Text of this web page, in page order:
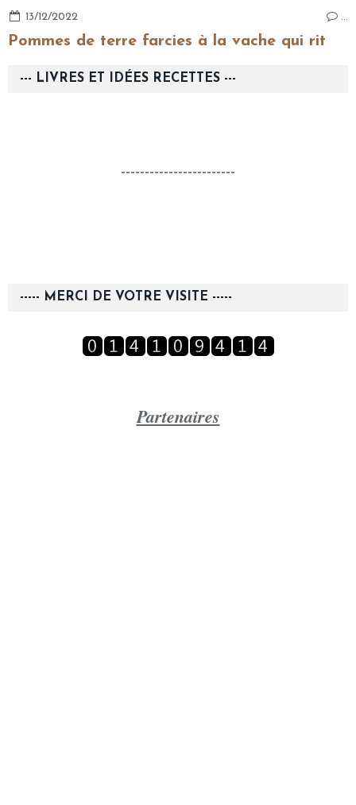
13/12/2022 …
Pommes de terre farcies à la vache qui rit
--- LIVRES ET IDÉES RECETTES ---
------------------------
----- MERCI DE VOTRE VISITE -----
Partenaires